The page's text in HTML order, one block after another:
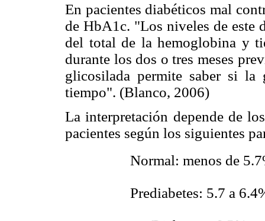
En pacientes diabéticos mal
de HbA1c. "Los niveles de este
del total de la hemoglobina y
durante los dos o tres meses
glicosilada permite saber si la
tiempo". (Blanco, 2006)
La interpretación depende de
pacientes según los siguientes
 Normal: menos de
 Prediabetes: 5.7 a